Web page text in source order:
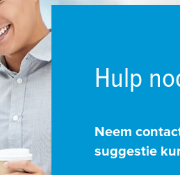
Hulp
Neem
suggestie